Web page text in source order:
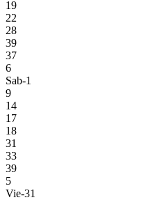
19
22
28
39
37
6
Sab-1
9
14
17
18
31
33
39
5
Vie-31